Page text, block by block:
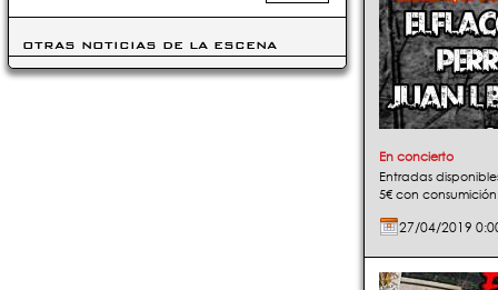
OTRAS NOTICIAS DE LA ESCENA
En concierto
Entradas
5€ con
27/04/2019